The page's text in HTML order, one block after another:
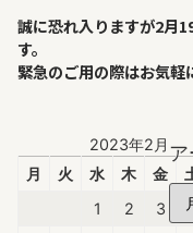
誠に恐れ入りますが2月
す。
緊急のご用の際はお気軽
2023年2月
月
火 水 木 金
1
2 3
ア